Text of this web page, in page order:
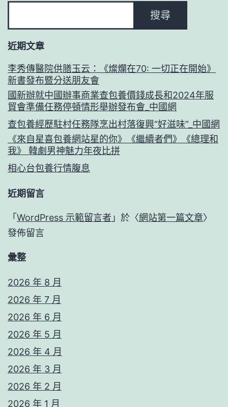
搜尋
近期文章
李秀傳醫院供膳玉云：《燦爛在70: 一切正在開始》
新書發布暨分送朋友會
國新辦就中國辦事商業查包養價錢成長和2024年服
貿會準備任務停頓情形舉辦發布會_中國網
查包養經歷駐村任務隊烹出村落復興“好滋味”_中國網
《來自星喜包養網站星的你》《繼續者們》《總理和
我》 韓劇男神魅力年夜比拼
相心台包養行情腹息
近期留言
「 WordPress 示範留言者 」於〈網站第一篇文章〉
發佈留言
彙整
2026 年 8 月
2026 年 7 月
2026 年 6 月
2026 年 5 月
2026 年 4 月
2026 年 3 月
2026 年 2 月
2026 年 1 月